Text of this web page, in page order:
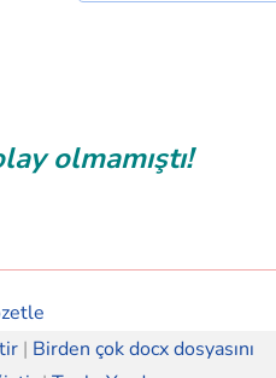
olmamıştı!
| Birden çok docx dosyasını